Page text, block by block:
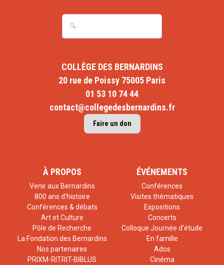
COLLÈGE DES BERNARDINS
20 rue de Poissy 75005 Paris
01 53 10 74 44
contact@collegedesbernardins.fr
Faire un don
À PROPOS
Venir aux Bernardins
800 ans d'histoire
Conférences & débats
Art et Culture
Pôle de Recherche
La Fondation des Bernardins
Nos partenaires
PRIXM-RITRIT-BIBLUS
ÉVÉNEMENTS
Conférences
Visites thématiques
Expositions
Concerts
Colloque Journée d'étude
En famille
Ados
Cinéma